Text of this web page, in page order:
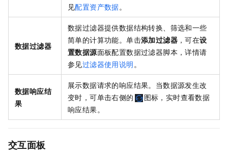
见配置资产数据。
数据过滤器
数据过滤器提供数据结构转换、筛选和一些
简单的计算功能。单击添加过滤器 ，可在设
置数据源面板配置数据过滤器脚本，详情请
参见过滤器使用说明 。
数据响应结
果
展示数据请求的响应结果。当数据源发生改
变时，可单击右侧的
图标，实时查看数据
响应结果。
交互面板